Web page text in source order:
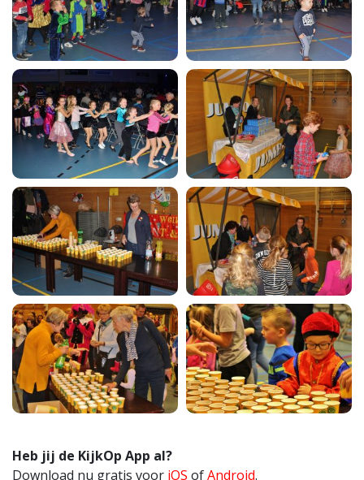
Heb jij de KijkOp App al?
Download nu gratis voor iOS ofAndroid.